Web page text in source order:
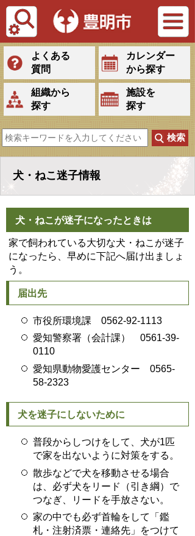
Tiếng Việt
よくある
質問
カレンダー
から探す
組織から
探す
施設を
探す
犬・ねこ迷子情報
犬・ねこが迷子になったときは
家で飼われている大切な犬・ねこが迷子
になったら、早めに下記へ届け出ましょ
う。
届出先
市役所環境課 0562-92-1113
愛知警察署（会計課） 0561-39-
0110
愛知県動物愛護センター 0565-
58-2323
犬を迷子にしないために
普段からしつけをして、犬が1匹
で家を出ないように対策をする。
散歩などで犬を移動させる場合
は、必ず犬をリード（引き綱）で
つなぎ、リードを手放さない。
家の中でも必ず首輪をして「鑑
札・注射済票・連絡先」をつけて